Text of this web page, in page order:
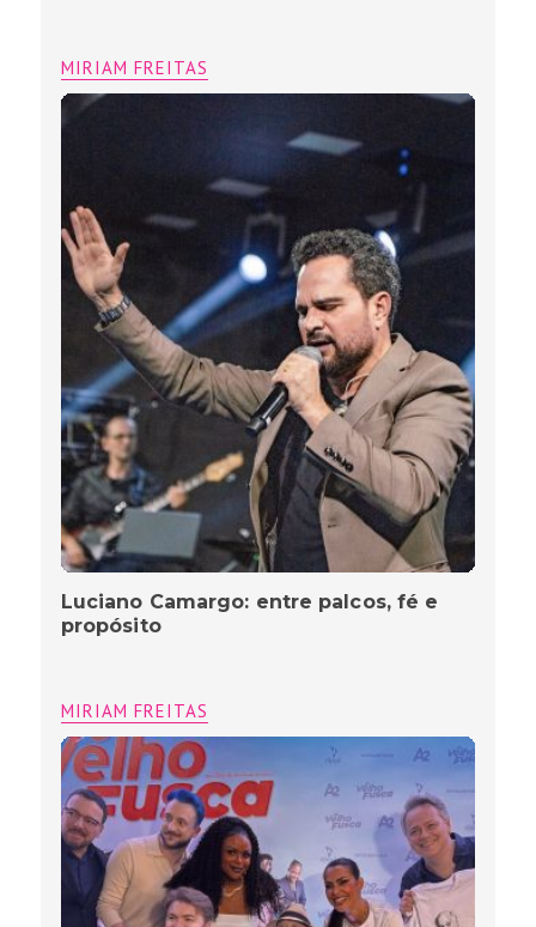
MIRIAM FREITAS
Luciano Camargo: entre palcos, fé e
propósito
MIRIAM FREITAS